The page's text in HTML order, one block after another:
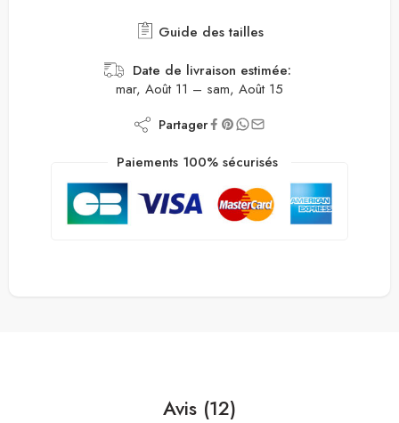
Guide des tailles
Date de livraison estimée:
mar, Août 11 – sam, Août 15
Partager
Paiements 100% sécurisés
Avis (12)